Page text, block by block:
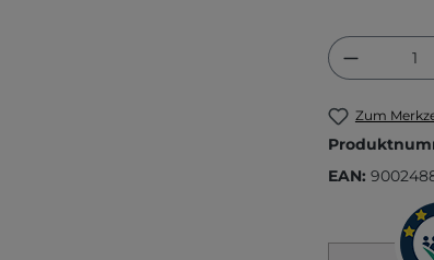
Zum
EAN: